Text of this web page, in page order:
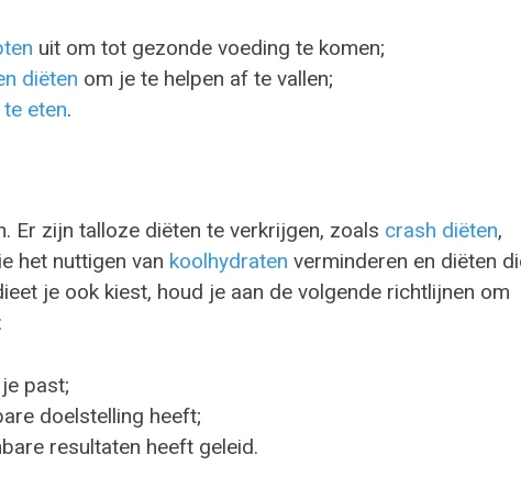
uit om tot gezonde voeding te komen;
diëten om je te helpen af te vallen;
eten.
Er zijn talloze diëten te verkrijgen, zoals crash diëten,
het nuttigen van koolhydraten verminderen en diëten
je ook kiest, houd je aan de volgende richtlijnen om
past;
doelstelling heeft;
resultaten heeft geleid.